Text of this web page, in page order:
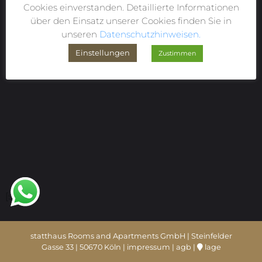
statthaus Rooms and Apartments GmbH | Steinfelder
Gasse 33 | 50670 Köln | impressum | agb | lage
Cookies einverstanden. Detaillierte Informationen
über den Einsatz unserer Cookies finden Sie in
unseren Datenschutzhinweisen.
Einstellungen Zustimmen
[shariff]